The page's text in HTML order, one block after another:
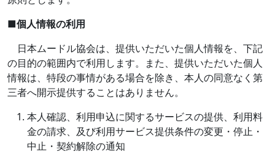
■個人情報の利用
日本ムードル協会は、提供いただいた個人情報を、下記
の目的の範囲内で利用します。また、提供いただいた個人
情報は、特段の事情がある場合を除き、本人の同意なく第
三者へ開示提供することはありません。
本人確認、利用申込に関するサービスの提供、利用料
金の請求、及び利用サービス提供条件の変更・停止・
中止・契約解除の通知